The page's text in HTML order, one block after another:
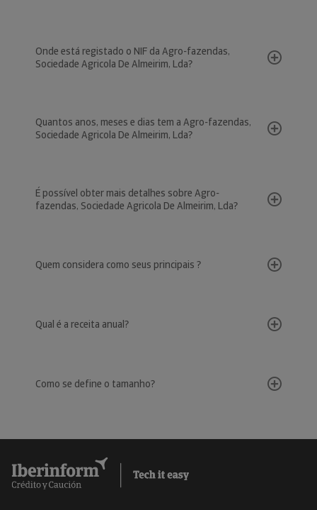
Onde está registado o NIF da Agro-fazendas,
Sociedade Agricola De Almeirim, Lda?
Quantos anos, meses e dias tem a Agro-fazendas,
Sociedade Agricola De Almeirim, Lda?
É possível obter mais detalhes sobre Agro-
fazendas, Sociedade Agricola De Almeirim, Lda?
Quem considera como seus principais ?
Qual é a receita anual?
Como se define o tamanho?